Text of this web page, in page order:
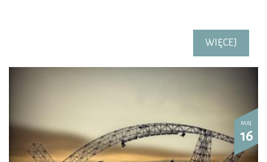
WIĘCEJ
MAJ
16